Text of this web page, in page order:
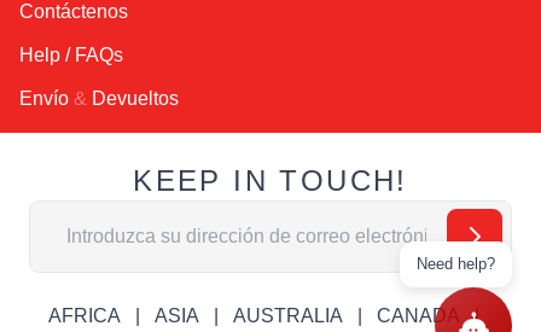
Contáctenos
Help / FAQs
Envío & Devueltos
KEEP IN TOUCH!
Dirección de email
AFRICA ASIA AUSTRALIA CANADA
Need help?